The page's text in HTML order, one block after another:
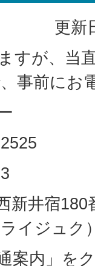
更新
すが、当
事前にお
新井宿
イジュク
案内」を